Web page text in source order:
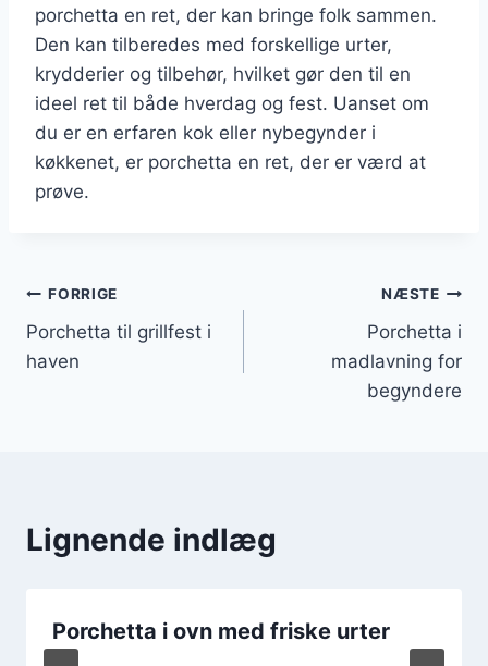
porchetta en ret, der kan bringe folk sammen.
Den kan tilberedes med forskellige urter,
krydderier og tilbehør, hvilket gør den til en
ideel ret til både hverdag og fest. Uanset om
du er en erfaren kok eller nybegynder i
køkkenet, er porchetta en ret, der er værd at
prøve.
Indlægsnavigation
FORRIGE
Porchetta til grillfest i
haven
NÆSTE
Porchetta i
madlavning for
begyndere
Lignende indlæg
Porchetta i ovn med friske urter